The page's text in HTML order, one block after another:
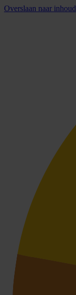
Overslaan naar inhoud